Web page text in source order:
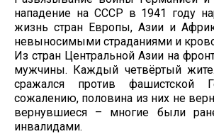
нападение на СССР в 1941 году
жизнь стран Европы, Азии и
невыносимыми страданиями и
Из стран Центральной Азии на
мужчины. Каждый четвёртый
сражался против фашистской
сожалению, половина из них не
вернувшиеся – многие были
инвалидами.